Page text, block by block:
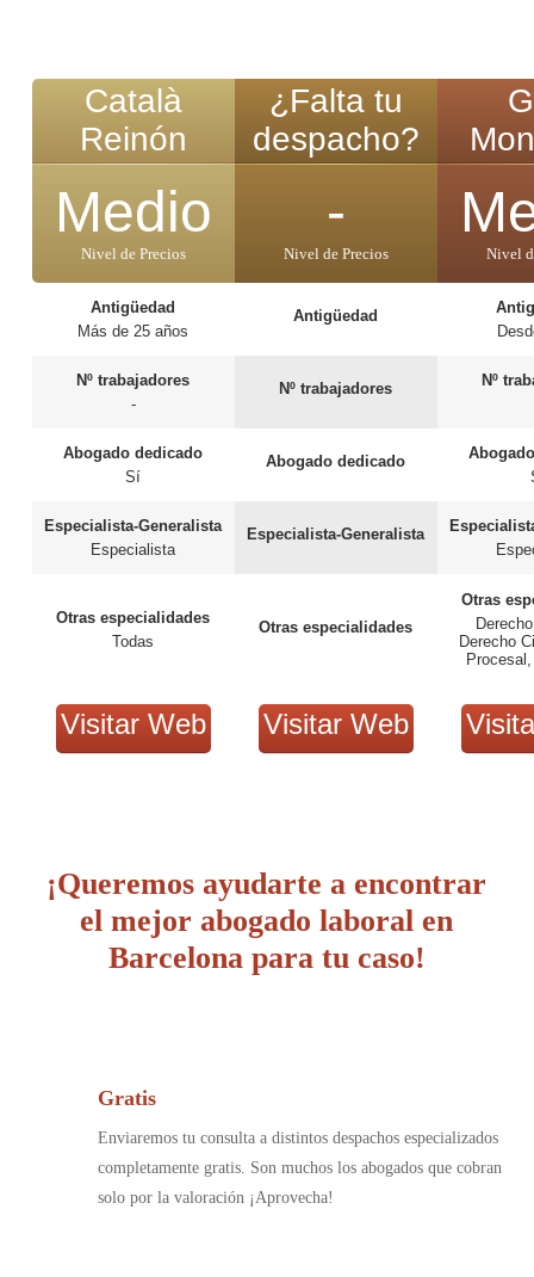
Català
Reinón
Medio
Nivel de Precios
Antigüedad
Más de 25 años
Nº trabajadores
-
Abogado dedicado
Sí
Especialista-Generalista
Especialista
Otras especialidades
Todas
Visitar Web
¿Falta tu
despacho?
-
Nivel de Precios
Antigüedad
Nº trabajadores
Abogado dedicado
Especialista-Generalista
Otras especialidades
Visitar Web
Nivel
Nº
Otras
Derecho
¡Queremos ayudarte a encontrar
el mejor abogado laboral en
Barcelona para tu caso!
Gratis
Enviaremos tu consulta a distintos despachos especializados
completamente gratis. Son muchos los abogados que cobran
solo por la valoración ¡Aprovecha!